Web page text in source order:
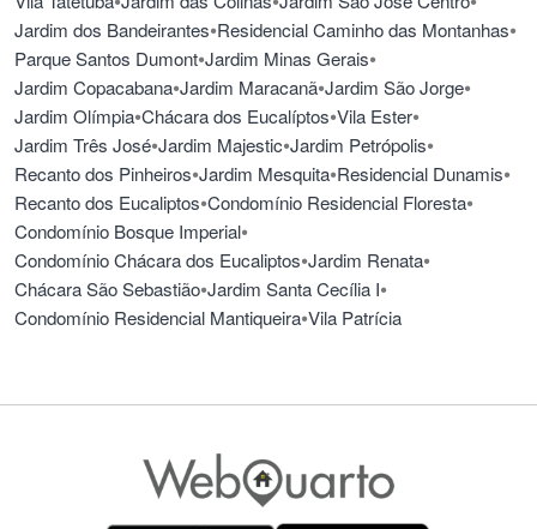
Jardim dos Bandeirantes•Residencial Caminho das Montanhas•
Parque Santos Dumont•Jardim Minas Gerais•
Jardim Copacabana•Jardim Maracanã•Jardim São Jorge•
Jardim Olímpia•Chácara dos Eucalíptos•Vila Ester•
Jardim Três José•Jardim Majestic•Jardim Petrópolis•
Recanto dos Pinheiros•Jardim Mesquita•Residencial Dunamis•
Recanto dos Eucaliptos•Condomínio Residencial Floresta•
Condomínio Bosque Imperial•
Condomínio Chácara dos Eucaliptos•Jardim Renata•
Chácara São Sebastião•Jardim Santa Cecília I•
Condomínio Residencial Mantiqueira•Vila Patrícia